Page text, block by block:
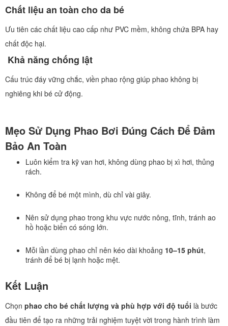
Chất liệu an toàn cho da bé
Ưu tiên các chất liệu cao cấp như PVC mềm, không chứa BPA hay
chất độc hại.
Khả năng chống lật
Cấu trúc đáy vững chắc, viền phao rộng giúp phao không bị
nghiêng khi bé cử động.
Mẹo Sử Dụng Phao Bơi Đúng Cách Để Đảm
Bảo An Toàn
Luôn kiểm tra kỹ van hơi, không dùng phao bị xì hơi, thủng
rách.
Không để bé một mình, dù chỉ vài giây.
Nên sử dụng phao trong khu vực nước nông, tĩnh, tránh ao
hồ hoặc biển có sóng lớn.
Mỗi lần dùng phao chỉ nên kéo dài khoảng 10–15 phút,
tránh để bé bị lạnh hoặc mệt.
Kết Luận
Chọn phao cho bé chất lượng và phù hợp với độ tuổi là bước
đầu tiên để tạo ra những trải nghiệm tuyệt vời trong hành trình làm